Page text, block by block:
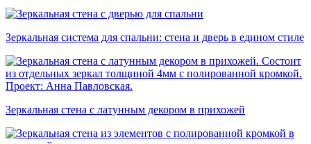
Зеркальная система для спальни: стена и дверь в едином стиле
Зеркальная стена с латунным декором в прихожей